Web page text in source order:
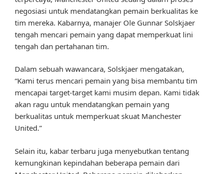
negosiasi untuk mendatangkan pemain berkualitas ke
tim mereka. Kabarnya, manajer Ole Gunnar Solskjaer
tengah mencari pemain yang dapat memperkuat lini
tengah dan pertahanan tim.
Dalam sebuah wawancara, Solskjaer mengatakan,
“Kami terus mencari pemain yang bisa membantu tim
mencapai target-target kami musim depan. Kami tidak
akan ragu untuk mendatangkan pemain yang
berkualitas untuk memperkuat skuat Manchester
United.”
Selain itu, kabar terbaru juga menyebutkan tentang
kemungkinan kepindahan beberapa pemain dari